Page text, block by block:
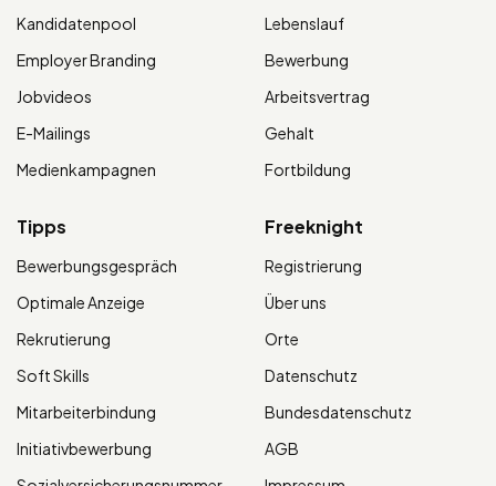
Kandidatenpool
Employer Branding
Jobvideos
E-Mailings
Medienkampagnen
Lebenslauf
Bewerbung
Arbeitsvertrag
Gehalt
Fortbildung
Tipps
Bewerbungsgespräch
Optimale Anzeige
Rekrutierung
Soft Skills
Mitarbeiterbindung
Initiativbewerbung
Freeknight
Registrierung
Über uns
Orte
Datenschutz
Bundesdatenschutz
AGB